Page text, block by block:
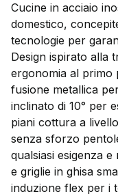
Cucine in acciaio
domestico,
tecnologie per
Design ispirato alla
ergonomia al primo
fusione metallica
inclinato di 10° per
piani cottura a
senza sforzo
qualsiasi esigenza
e griglie in ghisa
induzione flex per i